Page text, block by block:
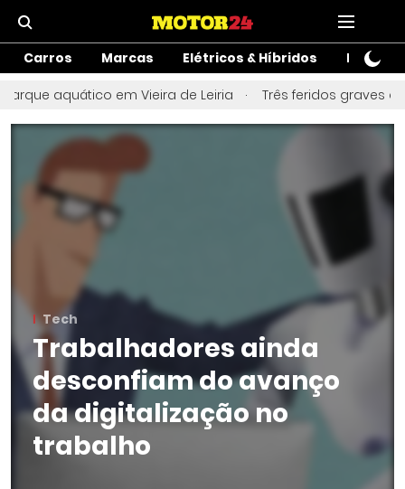
Carros Marcas Elétricos & Híbridos Motos
aquático em Vieira de Leiria Três feridos graves
Tech
Trabalhadores ainda
desconfiam do avanço
da digitalização no
trabalho